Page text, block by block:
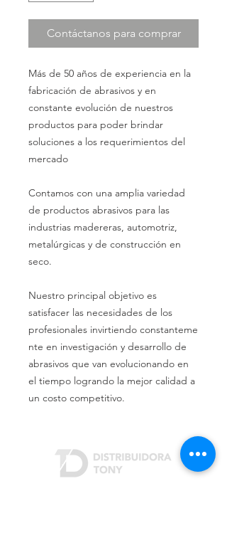
Contáctanos para comprar
Más de 50 años de experiencia en la
fabricación de abrasivos y en
constante evolución de nuestros
productos para poder brindar
soluciones a los requerimientos del
mercado
Contamos con una amplia variedad
de productos abrasivos para las
industrias madereras, automotriz,
metalúrgicas y de construcción en
seco.
Nuestro principal objetivo es
satisfacer las necesidades de los
profesionales invirtiendo constanteme
nte en investigación y desarrollo de
abrasivos que van evolucionando en
el tiempo logrando la mejor calidad a
un costo competitivo.